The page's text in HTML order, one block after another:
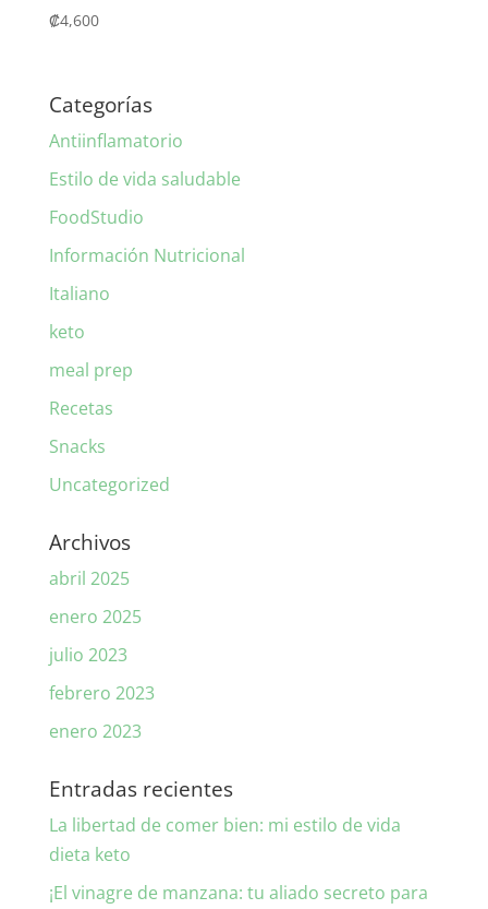
₡4,600
Categorías
Antiinflamatorio
Estilo de vida saludable
FoodStudio
Información Nutricional
Italiano
keto
meal prep
Recetas
Snacks
Uncategorized
Archivos
abril 2025
enero 2025
julio 2023
febrero 2023
enero 2023
Entradas recientes
La libertad de comer bien: mi estilo de vida
dieta keto
¡El vinagre de manzana: tu aliado secreto para